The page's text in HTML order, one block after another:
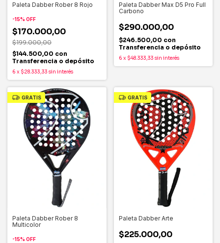
Paleta Dabber Rober 8 Rojo
-15% OFF
$170.000,00
$199.000,00
$144.500,00 con
Transferencia o depósito
6 x $28.333,33 sin interés
Paleta Dabber Max D5 Pro Full
Carbono
$290.000,00
$246.500,00 con
Transferencia o depósito
6 x $48.333,33 sin interés
GRATIS
Paleta Dabber Rober 8
Multicolor
-15% OFF
GRATIS
Paleta Dabber Arte
$225.000,00